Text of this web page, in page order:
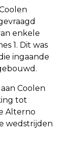
enkele
1. Dit was
ingaande
Coolen
tot
Alterno
wedstrijden